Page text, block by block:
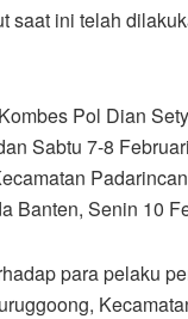
saat ini telah
Pol Dian
Sabtu 7-8
Banten, Senin 10
para pelaku